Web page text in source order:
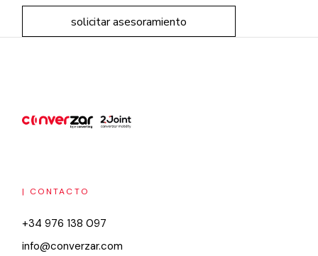
solicitar asesoramiento
| CONTACTO
+34 976 138 097
info@converzar.com